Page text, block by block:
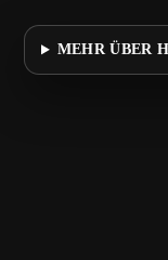
MEHR ÜBER